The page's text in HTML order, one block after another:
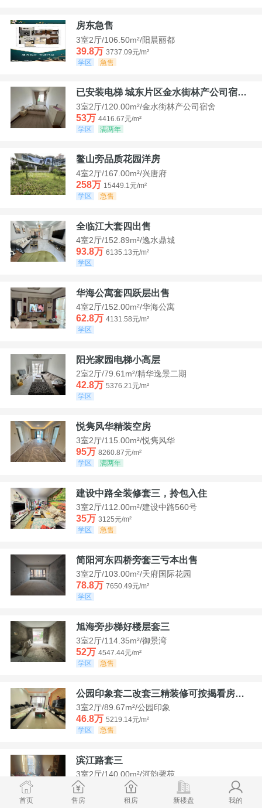
房东急售
3室2厅/106.50m²/阳晨丽都
39.8万 3737.09元/m²
学区
急售
已安装电梯 城东片区金水街林产公司宿舍套三可看江景
3室2厅/120.00m²/金水街林产公司宿舍
53万 4416.67元/m²
学区
满两年
鳌山旁品质花园洋房
4室2厅/167.00m²/兴唐府
258万 15449.1元/m²
学区
急售
全临江大套四出售
4室2厅/152.89m²/逸水鼎城
93.8万 6135.13元/m²
学区
华海公寓套四跃层出售
4室2厅/152.00m²/华海公寓
62.8万 4131.58元/m²
学区
阳光家园电梯小高层
2室2厅/79.61m²/精华逸景二期
42.8万 5376.21元/m²
学区
悦隽风华精装空房
3室2厅/115.00m²/悦隽风华
95万 8260.87元/m²
学区
满两年
建设中路全装修套三，拎包入住
3室2厅/112.00m²/建设中路560号
35万 3125元/m²
学区
急售
简阳河东四桥旁套三亏本出售
3室2厅/103.00m²/天府国际花园
78.8万 7650.49元/m²
学区
旭海旁步梯好楼层套三
3室2厅/114.35m²/御景湾
52万 4547.44元/m²
学区
急售
公园印象套二改套三精装修可按揭看房方便
3室2厅/89.67m²/公园印象
46.8万 5219.14元/m²
学区
急售
滨江路套三
3室2厅/140.00m²/河韵馨苑
42万
3000元/m²
学区
首页 售房 租房 新楼盘 我的